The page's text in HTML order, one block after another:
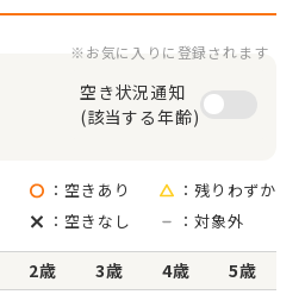
※お気に入りに登録されます
空き状況通知
(該当する年齢)
：空きあり
：残りわずか
：空きなし
：対象外
2歳 3歳 4歳 5歳